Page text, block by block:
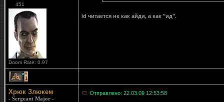
451
Doom Rate: 0.97
id читается не как айди, а как "ид".
1
Хрюк Злюкем
- Sergeant Major -
Отправлено: 22.03.09 12:53:58